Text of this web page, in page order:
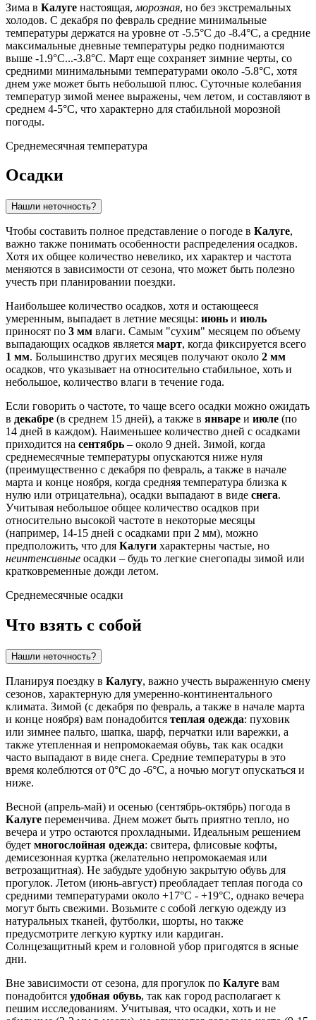
Зима в Калуге настоящая, морозная, но без экстремальных
холодов. С декабря по февраль средние минимальные
температуры держатся на уровне от -5.5°C до -8.4°C, а средние
максимальные дневные температуры редко поднимаются
выше -1.9°C...-3.8°C. Март еще сохраняет зимние черты, со
средними минимальными температурами около -5.8°C, хотя
днем уже может быть небольшой плюс. Суточные колебания
температур зимой менее выражены, чем летом, и составляют в
среднем 4-5°C, что характерно для стабильной морозной
погоды.
Среднемесячная температура
Осадки
Нашли неточность?
Чтобы составить полное представление о погоде в Калуге,
важно также понимать особенности распределения осадков.
Хотя их общее количество невелико, их характер и частота
меняются в зависимости от сезона, что может быть полезно
учесть при планировании поездки.
Наибольшее количество осадков, хотя и остающееся
умеренным, выпадает в летние месяцы: июнь и июль
приносят по 3 мм влаги. Самым "сухим" месяцем по объему
выпадающих осадков является март, когда фиксируется всего
1 мм. Большинство других месяцев получают около 2 мм
осадков, что указывает на относительно стабильное, хоть и
небольшое, количество влаги в течение года.
Если говорить о частоте, то чаще всего осадки можно ожидать
в декабре (в среднем 15 дней), а также в январе и июле (по
14 дней в каждом). Наименьшее количество дней с осадками
приходится на сентябрь – около 9 дней. Зимой, когда
среднемесячные температуры опускаются ниже нуля
(преимущественно с декабря по февраль, а также в начале
марта и конце ноября, когда средняя температура близка к
нулю или отрицательна), осадки выпадают в виде снега.
Учитывая небольшое общее количество осадков при
относительно высокой частоте в некоторые месяцы
(например, 14-15 дней с осадками при 2 мм), можно
предположить, что для Калуги характерны частые, но
неинтенсивные осадки – будь то легкие снегопады зимой или
кратковременные дожди летом.
Среднемесячные осадки
Что взять с собой
Нашли неточность?
Планируя поездку в Калугу, важно учесть выраженную смену
сезонов, характерную для умеренно-континентального
климата. Зимой (с декабря по февраль, а также в начале марта
и конце ноября) вам понадобится теплая одежда: пуховик
или зимнее пальто, шапка, шарф, перчатки или варежки, а
также утепленная и непромокаемая обувь, так как осадки
часто выпадают в виде снега. Средние температуры в это
время колеблются от 0°C до -6°C, а ночью могут опускаться и
ниже.
Весной (апрель-май) и осенью (сентябрь-октябрь) погода в
Калуге переменчива. Днем может быть приятно тепло, но
вечера и утро остаются прохладными. Идеальным решением
будет многослойная одежда: свитера, флисовые кофты,
демисезонная куртка (желательно непромокаемая или
ветрозащитная). Не забудьте удобную закрытую обувь для
прогулок. Летом (июнь-август) преобладает теплая погода со
средними температурами около +17°C - +19°C, однако вечера
могут быть свежими. Возьмите с собой легкую одежду из
натуральных тканей, футболки, шорты, но также
предусмотрите легкую куртку или кардиган.
Солнцезащитный крем и головной убор пригодятся в ясные
дни.
Вне зависимости от сезона, для прогулок по Калуге вам
понадобится удобная обувь, так как город располагает к
пешим исследованиям. Учитывая, что осадки, хоть и не